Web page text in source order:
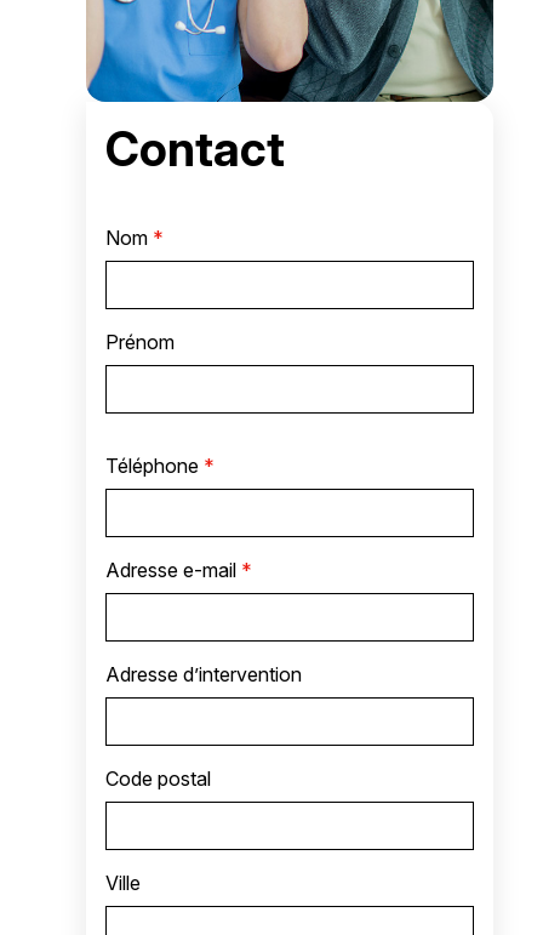
Contact
Nom *
Prénom
Téléphone *
Adresse e-mail *
Adresse d’intervention
Code postal
Ville